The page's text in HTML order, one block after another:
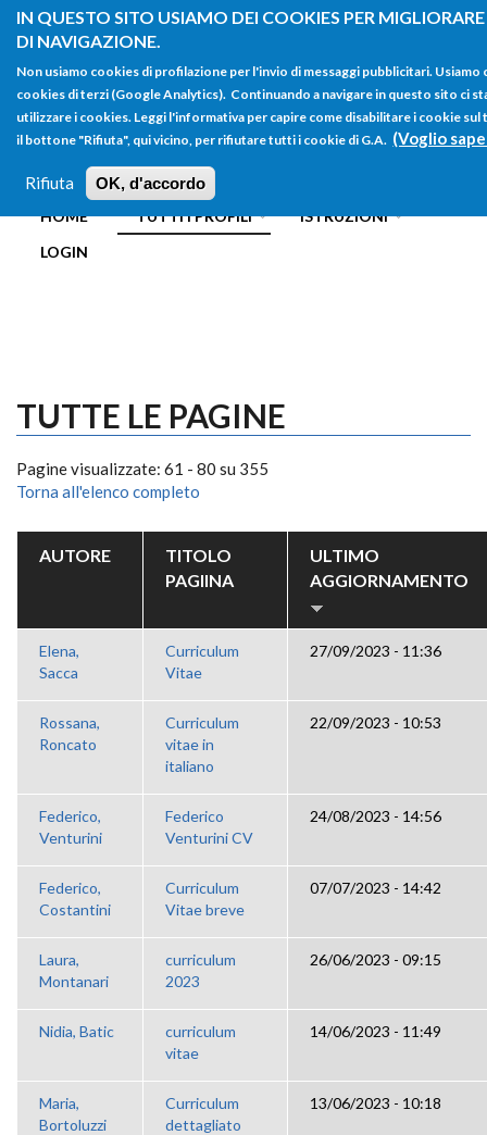
IN QUESTO SITO USIAMO DEI COOKIES PER
DI NAVIGAZIONE.
Non usiamo cookies di profilazione per l'invio di messaggi pubblicitari. Usiamo
cookies di terzi (Google Analytics). Continuando a navigare in questo sito ci
utilizzare i cookies. Leggi l'informativa per capire come disabilitare i cookie
il bottone "Rifiuta", qui vicino, per rifiutare tutti i cookie di G.A. (Voglio
Rifiuta OK, d'accordo
Salta al contenuto principale
FORM
DI
RICERCA
Main menu
HOME TUTTI I PROFILI
ISTRUZIONI
LOGIN
TUTTE LE PAGINE
Pagine visualizzate: 61 - 80 su 355
Torna all'elenco completo
AUTORE
TITOLO
PAGIINA
ULTIMO
AGGIORNAMENTO
Elena,
Sacca
Curriculum
Vitae
27/09/2023 - 11:36
Rossana,
Roncato
Curriculum
vitae in
italiano
22/09/2023 - 10:53
Federico,
Venturini
Federico
Venturini CV
24/08/2023 - 14:56
Federico,
Costantini
Curriculum
Vitae breve
07/07/2023 - 14:42
Laura,
Montanari
curriculum
2023
26/06/2023 - 09:15
Nidia, Batic
curriculum
vitae
14/06/2023 - 11:49
Maria,
Bortoluzzi
Curriculum
dettagliato
13/06/2023 - 10:18